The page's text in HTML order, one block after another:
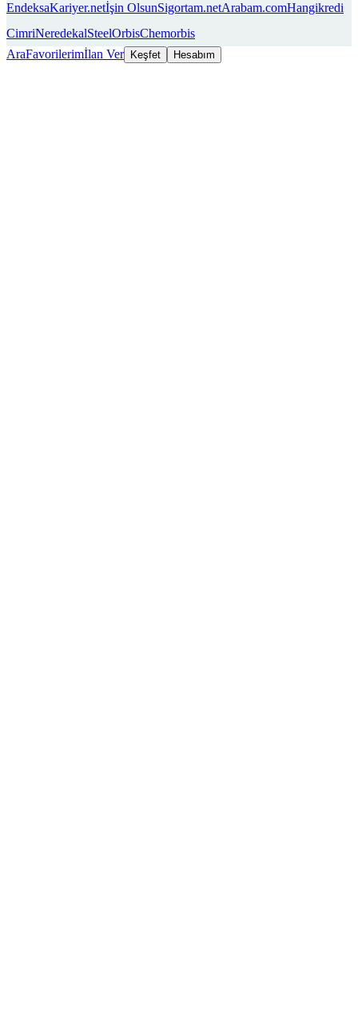
EndeksaKariyer.netİşin OlsunSigortam.netArabam.comHangikredi
CimriNeredekalSteelOrbisChemorbis
AraFavorilerimİlan Ver Keşfet Hesabım